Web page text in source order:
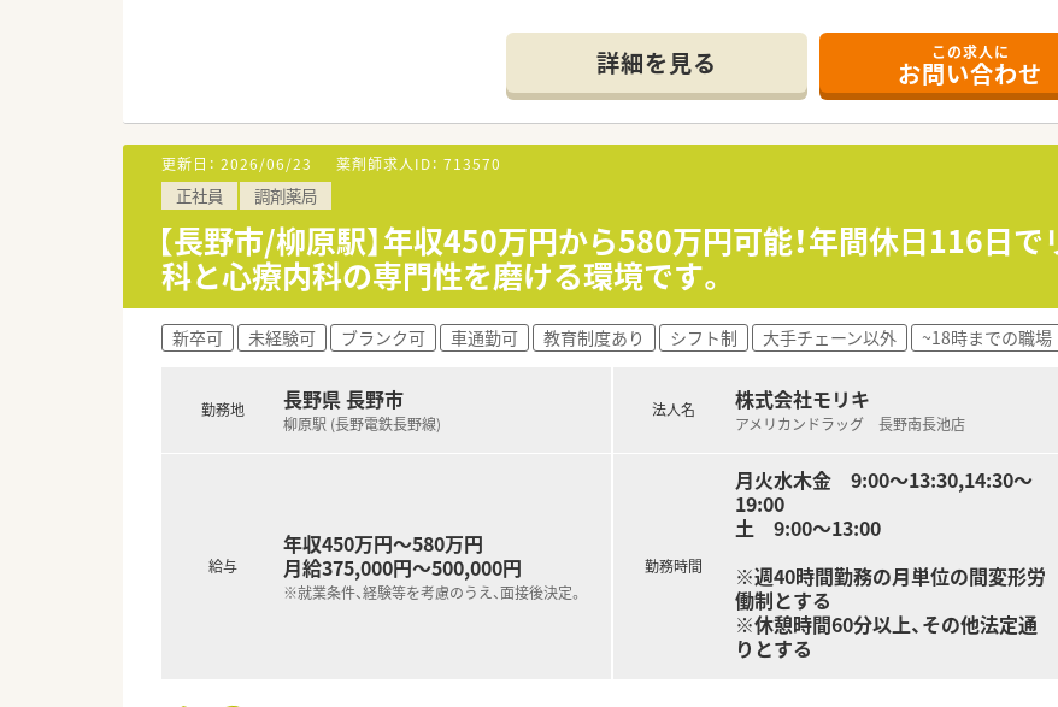
■柳原駅から車で1分ほどの場所に位置しており、通勤の負担が少なく通いやすい立地環境が
■詳しい応需科目や処方箋枚数については、ご面接時などに随時詳細情報をお伝えする体制を
■近隣の医療機関からの処方箋をメインに応需しており、地域に根ざしたかかりつけ薬局と
【法人特徴について】
■大手医薬品メーカーのグループ会社であり、安定した経営基盤のもとで長く安心してご勤務
■長野県内を中心に多数の店舗を展開しており、地域医療を支える重要なネットワークを構築
■健康経営優良法人にも認定されており、従業員の健康と働きやすさを第一に考えた環境づ
【こんな方にオススメ】
■ワークライフバランスを重視し、残業が少なくきちんとお休みが取れる環境で長期的に勤
■明確な評価制度が用意されている職場で、ご自身の努力や成果をしっかりと給与に反映さ
■子育て支援制度が充実している企業をお探しで、将来のライフステージの変化にも柔軟に
詳細を見る この求人に
お問い合わせ
更新日： 2026/06/23 薬剤師求人ID： 713570
正社員 調剤薬局
【長野市/柳原駅】年収450万円から580万円可能！年間休日116日
科と心療内科の専門性を磨ける環境です。
新卒可 未経験可 ブランク可 車通勤可 教育制度あり シフト制 大手チェーン以外 ~18時までの職場
勤務地 長野県 長野市
柳原駅 (長野電鉄長野線)
給与
年収450万円～580万円
月給375,000円～500,000円
※就業条件、経験等を考慮のうえ、面接後決定。
法人名 株式会社モリキ
アメリカンドラッグ 長野南長池店
勤務時間
月火水木金 9:00～13:30,14:30～
19:00
土 9:00～13:00
※週40時間勤務の月単位の間変形労
働制とする
※休憩時間60分以上、その他法定通
りとする